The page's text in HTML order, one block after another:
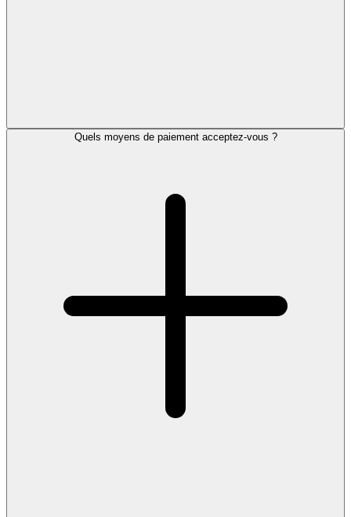
Quels moyens de paiement acceptez-vous ?